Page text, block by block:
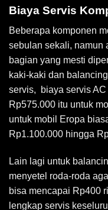
Biaya Servis
Beberapa komponen
sebulan sekali, namun
bagian yang mesti
kaki-kaki dan
servis, biaya servis
Rp575.000 itu untuk
untuk mobil Eropa
Rp1.100.000 hingga
Lain lagi untuk
menyetel roda-roda
bisa mencapai Rp400
lengkap servis